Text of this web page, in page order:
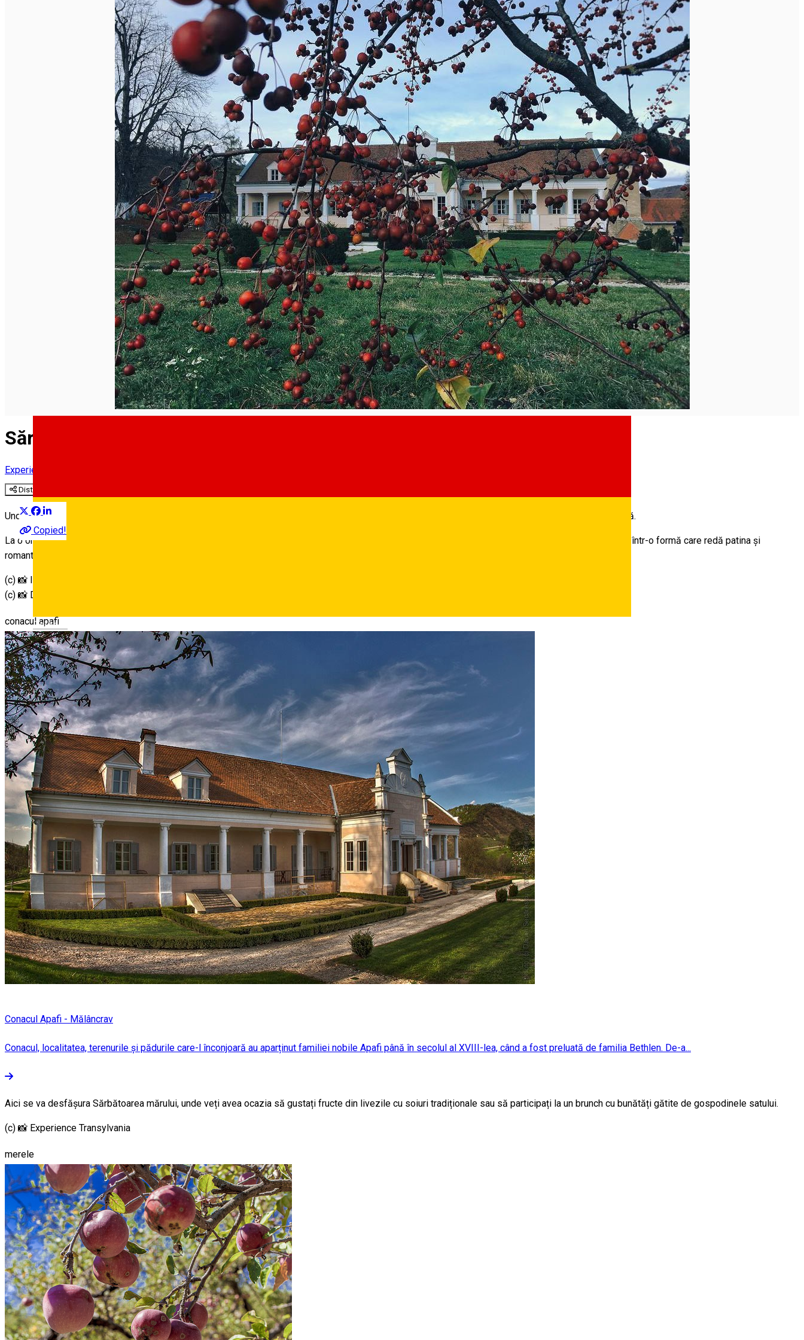
Deutsch
Sărbătoarea mărului
Experiences
Distribuie
Copied!
Unde să te bucuri de culorile intense de octombrie și gusturile recoltei, dacă nu la un festival al merelor într-un loc frumos ca într-o poveste… adevărată.
La o oră de sibiu găsiți un conac al unor familii nobile care a fost transformat în casa de cultură a satului. Nu demult locul și toată localitatea au reînviat într-o formă care redă patina și
romantismul istoriei, dar se încadrează și în peisajul contemporan.
(c) 📸 IG.com/greenminismartie/
(c) 📸 Daniel Secărescu
conacul apafi
Conacul Apafi - Mălâncrav
Conacul, localitatea, terenurile și pădurile care-l înconjoară au aparținut familiei nobile Apafi până în secolul al XVIII-lea, când a fost preluată de familia Bethlen. De-a...
Aici se va desfășura Sărbătoarea mărului, unde veți avea ocazia să gustați fructe din livezile cu soiuri tradiționale sau să participați la un brunch cu bunătăți gătite de gospodinele satului.
(c) 📸 Experience Transylvania
merele